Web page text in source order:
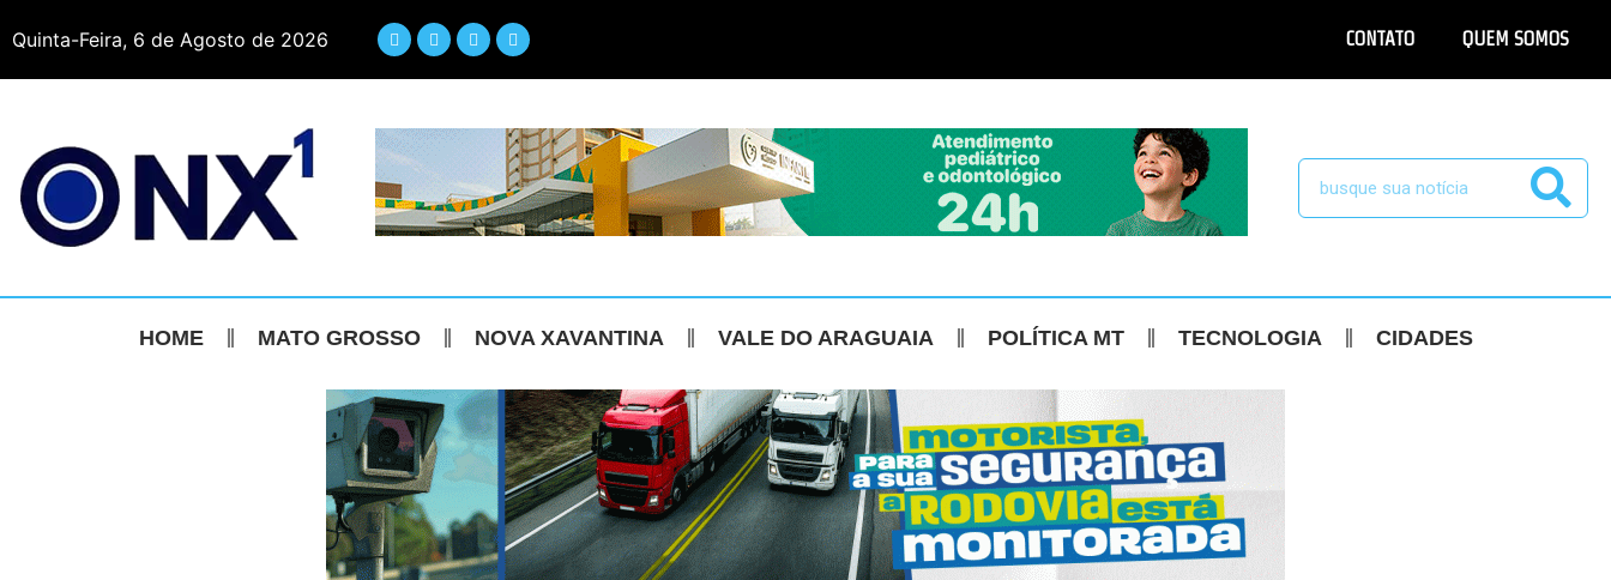
Quinta-Feira, 6 de Agosto de 2026 CONTATO QUEM SOMOS
HOME MATO GROSSO NOVA XAVANTINA VALE DO ARAGUAIA POLÍTICA MT TECNOLOGIA CIDADES